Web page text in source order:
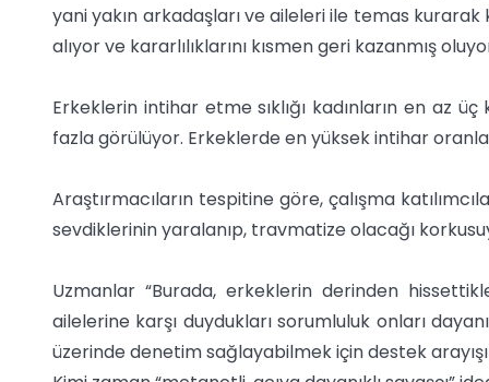
yani yakın arkadaşları ve aileleri ile temas
alıyor ve kararlılıklarını kısmen geri kazanmış
Erkeklerin intihar etme sıklığı kadınların en az
fazla görülüyor. Erkeklerde en yüksek intihar
Araştırmacıların tespitine göre, çalışma
sevdiklerinin yaralanıp, travmatize olacağı
Uzmanlar “Burada, erkeklerin derinden
ailelerine karşı duydukları sorumluluk onları
üzerinde denetim sağlayabilmek için destek